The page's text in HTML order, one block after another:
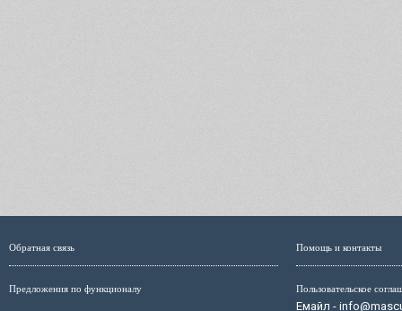
Обратная связь
Предложения по функционалу
Помощь и контакты
Пользовательское
Емайл -